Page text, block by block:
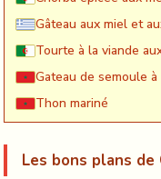
Gâteau aux miel et
Tourte à la viande
Gateau de semoule à
Thon mariné
Les bons plans